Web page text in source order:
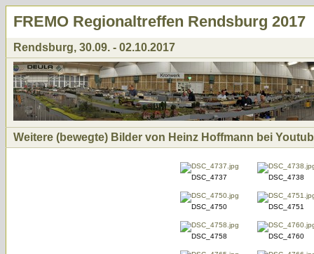
FREMO Regionaltreffen Rendsburg 2017
Rendsburg, 30.09. - 02.10.2017
Weitere (bewegte) Bilder von Heinz Hoffmann bei
DSC_4737 DSC_4738
DSC_4750 DSC_4751
DSC_4758 DSC_4760